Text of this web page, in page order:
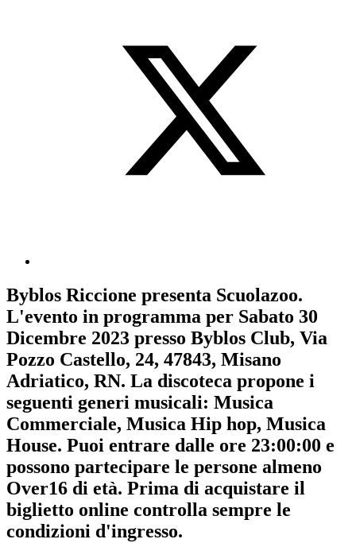
Byblos Riccione presenta Scuolazoo.
L'evento in programma per Sabato 30
Dicembre 2023 presso Byblos Club, Via
Pozzo Castello, 24, 47843, Misano
Adriatico, RN. La discoteca propone i
seguenti generi musicali: Musica
Commerciale, Musica Hip hop, Musica
House. Puoi entrare dalle ore 23:00:00 e
possono partecipare le persone almeno
Over16 di età. Prima di acquistare il
biglietto online controlla sempre le
condizioni d'ingresso.